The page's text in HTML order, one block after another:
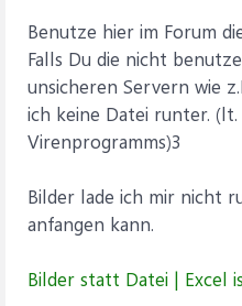
Benutze hier im Forum
Falls Du die nicht
unsicheren Servern wie
ich keine Datei runter. (lt.
Virenprogramms)3
Bilder lade ich mir nicht
anfangen kann.
Bilder statt Datei | Excel